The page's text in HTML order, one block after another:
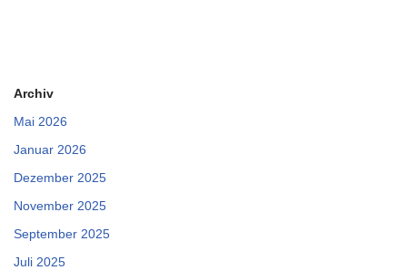
Archiv
Mai 2026
Januar 2026
Dezember 2025
November 2025
September 2025
Juli 2025